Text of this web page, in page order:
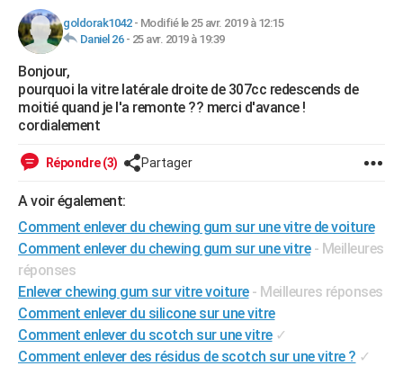
AUTO
Essais
Réserver un essai
Citadines
Berlines
SUV
Forum auto
+HIGH-TECH
Mobiles
Meilleur smartphone
Internet
Ordinateurs
Jeux vidéo
Guide high-tech
+BRICOLAGE
Forum
Aménagement intérieur
Extérieur
Cuisine
Salle de bains
Jardinage
Rangement
WEEK-END
Guides de France
Escapades
Patrimoine
Expositions
Musées
Week-end nature
LIFESTYLE
SANTE
Alimentation
Guide de la santé
Maladies
Médicaments
Sommeil
VOYAGE
Destinations
City break
Voyage nature
Voyage de noces
Forum
Climat
PHOTO
GUIDES D'ACHAT
BONS PLANS
goldorak1042- Modifié le 25 avr. 2019 à 12:15
Daniel 26- 25 avr. 2019 à 19:39
Bonjour,
pourquoi la vitre latérale droite de 307cc redescends de
moitié quand je l'a remonte ?? merci d'avance !
cordialement
Répondre (3) Partager
A voir également:
Comment enlever du chewing gum sur une vitre de voiture
Comment enlever du chewing gum sur une vitre - Meilleures
réponses
Enlever chewing gum sur vitre voiture - Meilleures réponses
Comment enlever du silicone sur une vitre
Comment enlever du scotch sur une vitre ✓
Comment enlever des résidus de scotch sur une vitre ? ✓